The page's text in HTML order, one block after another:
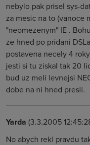
nebylo pak prisel sys-
za mesic na to (vanoce
"neomezenym" IE .
ze hned po pridani
postavena necely 4
jesti si tu ziskal tak 20
bud uz meli levnejsi
dobe na ni hned presli.
Yarda (3.3.2005
No abych rekl pravdu